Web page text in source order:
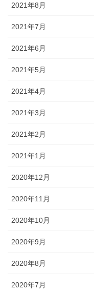
2021年8月
2021年7月
2021年6月
2021年5月
2021年4月
2021年3月
2021年2月
2021年1月
2020年12月
2020年11月
2020年10月
2020年9月
2020年8月
2020年7月